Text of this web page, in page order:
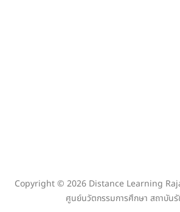
Copyright © 2026 Distance Learning
ศูนย์นวัตกรรมการศึกษา สถาบัน